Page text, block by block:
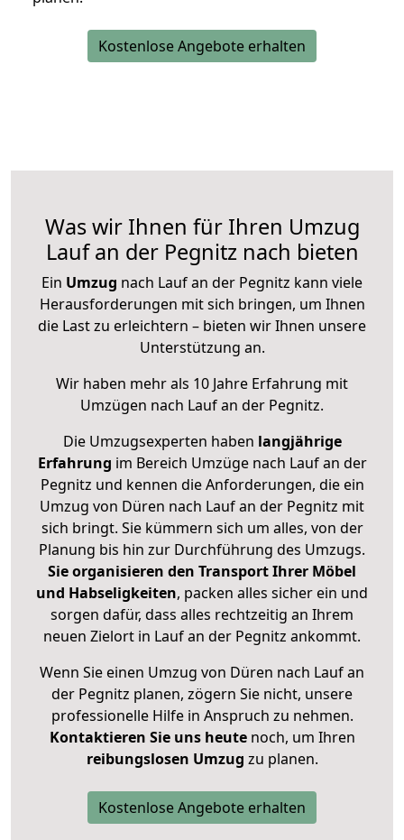
Kostenlose Angebote erhalten
Was wir Ihnen für Ihren Umzug
Lauf an der Pegnitz nach bieten
Ein Umzug nach Lauf an der Pegnitz kann viele
Herausforderungen mit sich bringen, um Ihnen
die Last zu erleichtern – bieten wir Ihnen unsere
Unterstützung an.
Wir haben mehr als 10 Jahre Erfahrung mit
Umzügen nach Lauf an der Pegnitz.
Die Umzugsexperten haben langjährige
Erfahrung im Bereich Umzüge nach Lauf an der
Pegnitz und kennen die Anforderungen, die ein
Umzug von Düren nach Lauf an der Pegnitz mit
sich bringt. Sie kümmern sich um alles, von der
Planung bis hin zur Durchführung des Umzugs.
Sie organisieren den Transport Ihrer Möbel
und Habseligkeiten, packen alles sicher ein und
sorgen dafür, dass alles rechtzeitig an Ihrem
neuen Zielort in Lauf an der Pegnitz ankommt.
Wenn Sie einen Umzug von Düren nach Lauf an
der Pegnitz planen, zögern Sie nicht, unsere
professionelle Hilfe in Anspruch zu nehmen.
Kontaktieren Sie uns heutenoch, um Ihren
reibungslosen Umzug zu planen.
Kostenlose Angebote erhalten